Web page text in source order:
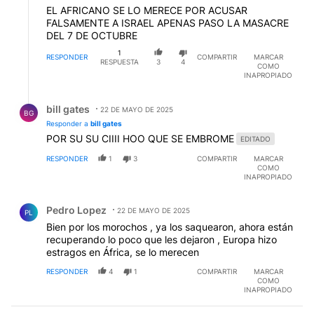
EL AFRICANO SE LO MERECE POR ACUSAR
FALSAMENTE A ISRAEL APENAS PASO LA MASACRE
DEL 7 DE OCTUBRE
RESPONDER
1
RESPUESTA
3 4
COMPARTIR
MARCAR
COMO
INAPROPIADO
BG bill gates
22 DE MAYO DE 2025
Responder a bill gates
POR SU SU CIIII HOO QUE SE EMBROME EDITADO
RESPONDER 1 3 COMPARTIR
MARCAR
COMO
INAPROPIADO
PL Pedro Lopez 22 DE MAYO DE 2025
Bien por los morochos , ya los saquearon, ahora están
recuperando lo poco que les dejaron , Europa hizo
estragos en África, se lo merecen
RESPONDER 4 1 COMPARTIR
MARCAR
COMO
INAPROPIADO